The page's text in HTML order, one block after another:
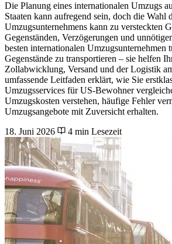
Die Planung eines internationalen Umzugs
Staaten kann aufregend sein, doch die Wahl
Umzugsunternehmens kann zu versteckten
Gegenständen, Verzögerungen und
besten internationalen Umzugsunternehmen
Gegenstände zu transportieren – sie helfen
Zollabwicklung, Versand und der Logistik
umfassende Leitfaden erklärt, wie Sie
Umzugsservices für US-Bewohner
Umzugskosten verstehen, häufige Fehler
Umzugsangebote mit Zuversicht erhalten.
18. Juni 2026
4 min Lesezeit